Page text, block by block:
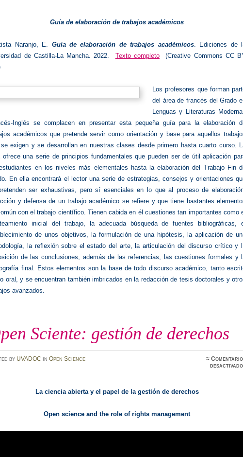
Guía de elaboración de trabajos académicos
Naranjo, E. Guía de elaboración de trabajos académicos. Ediciones de
de Castilla-La Mancha. 2022. Texto completo
(Creative Commons CC
Los profesores que forman
del área de francés del Grado
Lenguas y Literaturas
Inglés se complacen en presentar esta pequeña guía para la elaboración
académicos que pretende servir como orientación y base para aquellos
exigen y se desarrollan en nuestras clases desde primero hasta cuarto curso.
ofrece una serie de principios fundamentales que pueden ser de útil aplicación
en los niveles más elementales hasta la elaboración del Trabajo Fin
En ella encontrará el lector una serie de estrategias, consejos y orientaciones
ser exhaustivas, pero sí esenciales en lo que al proceso de
y defensa de un trabajo académico se refiere y que tiene bastantes
con el trabajo científico. Tienen cabida en él cuestiones tan importantes como
inicial del trabajo, la adecuada búsqueda de fuentes bibliográficas,
de unos objetivos, la formulación de una hipótesis, la aplicación de
la reflexión sobre el estado del arte, la articulación del discurso crítico y
de las conclusiones, además de las referencias, las cuestiones formales y
final. Estos elementos son la base de todo discurso académico, tanto
oral, y se encuentran también imbricados en la redacción de tesis doctorales y
avanzados.
Sciente: gestión de derechos
by UVADOC in Open Science ≈
La ciencia abierta y el papel de la gestión de derechos
Open science and the role of rights management